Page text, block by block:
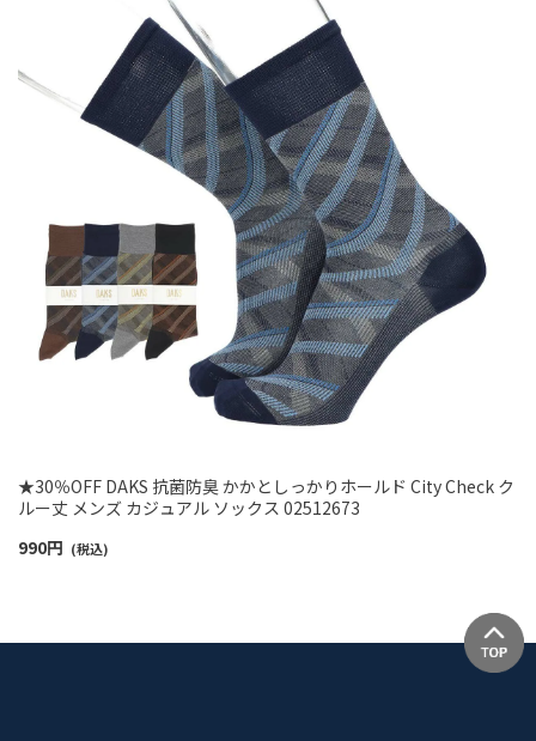
★30％OFF DAKS 抗菌防臭 かかとしっかりホールド City Check ク
ルー丈 メンズ カジュアル ソックス 02512673
990円 (税込)